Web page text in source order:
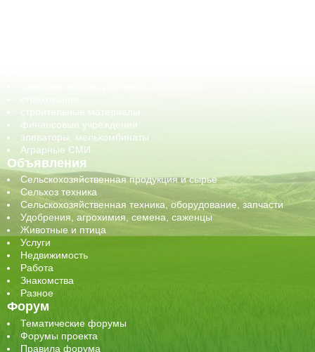
строительные материалы
финансовые учреждения
элеваторы, мелькомбинаты
Аграрные СМИ
Объявления
Сельскохозяйственная продукция и сырье
Сельхоз техника
Сельскохозяйственная техника, оборудование, запчасти
Удобрения, агрохимия, семена, саженцы
Животные и птица
Услуги
Недвижимость
Работа
Знакомства
Разное
Форум
Тематические форумы
Форумы проекта
Правила форума